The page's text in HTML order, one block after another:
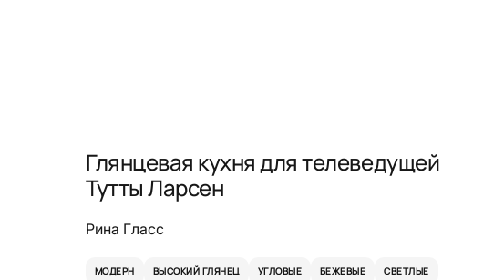
Глянцевая кухня для телеведущей
Тутты Ларсен
Рина Гласс
МОДЕРН ВЫСОКИЙ ГЛЯНЕЦ УГЛОВЫЕ БЕЖЕВЫЕ СВЕТЛЫЕ